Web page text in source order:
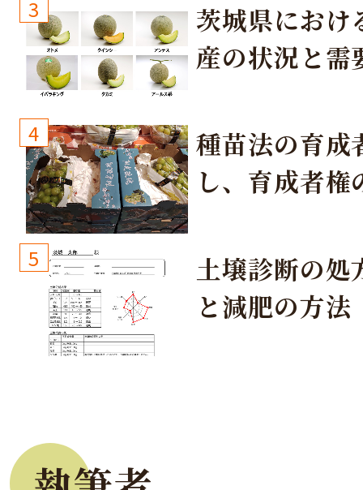
3
茨城県におけ
産の状況と需
4
種苗法の育成
し、育成者権
しょう！
5
土壌診断の処
と減肥の方法